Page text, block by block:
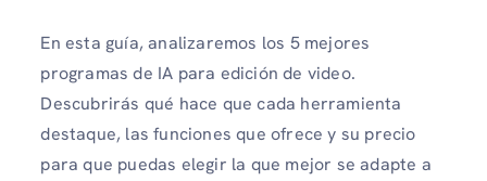
En esta guía, analizaremos los 5 mejores
programas de IA para edición de video.
Descubrirás qué hace que cada herramienta
destaque, las funciones que ofrece y su precio
para que puedas elegir la que mejor se adapte a